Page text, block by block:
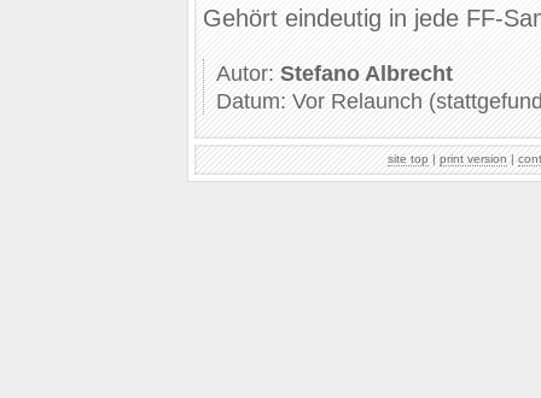
Gehört eindeutig in jede FF-
Autor: Stefano Albrecht
Datum: Vor Relaunch
site top | print version |